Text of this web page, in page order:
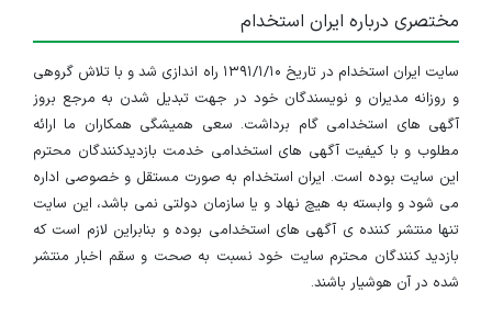
۱ سال پیش منقضی شده
استخدام مهندس مکانیک
تهران
۱ سال پیش منقضی شده
استخدام مهندس عمران
تهران
مختصری درباره ایران استخدام
سایت ایران استخدام در تاریخ ۱۳۹۱/۱/۱۰ راه اندازی شد و با تلاش گروهی
و روزانه مدیران و نویسندگان خود در جهت تبدیل شدن به مرجع بروز
آگهی های استخدامی گام برداشت. سعی همیشگی همکاران ما ارائه
مطلوب و با کیفیت آگهی های استخدامی خدمت بازدیدکنندگان محترم
این سایت بوده است. ایران استخدام به صورت مستقل و خصوصی اداره
می شود و وابسته به هیچ نهاد و یا سازمان دولتی نمی باشد، این سایت
تنها منتشر کننده ی آگهی های استخدامی بوده و بنابراین لازم است که
بازدید کنندگان محترم سایت خود نسبت به صحت و سقم اخبار منتشر
شده در آن هوشیار باشند.